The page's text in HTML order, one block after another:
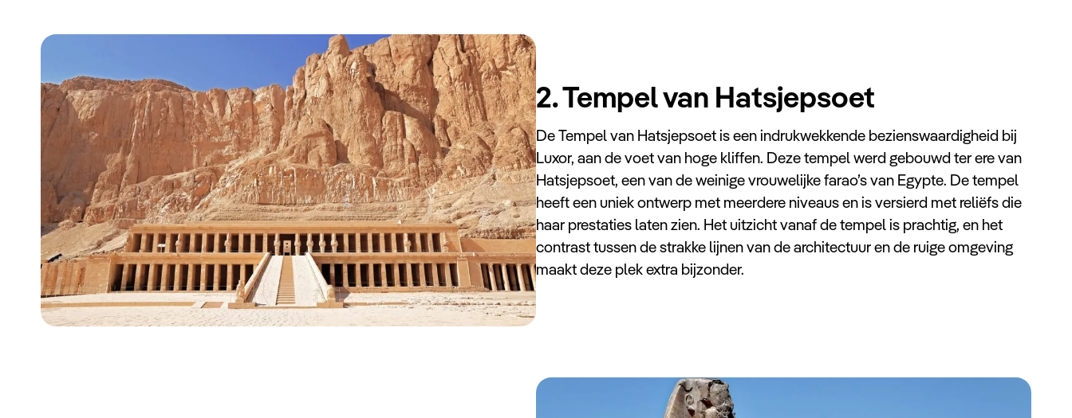
2. Tempel van Hatsjepsoet
De Tempel van Hatsjepsoet is een indrukwekkende bezienswaardigheid bij
Luxor, aan de voet van hoge kliffen. Deze tempel werd gebouwd ter ere van
Hatsjepsoet, een van de weinige vrouwelijke farao’s van Egypte. De tempel
heeft een uniek ontwerp met meerdere niveaus en is versierd met reliëfs die
haar prestaties laten zien. Het uitzicht vanaf de tempel is prachtig, en het
contrast tussen de strakke lijnen van de architectuur en de ruige omgeving
maakt deze plek extra bijzonder.